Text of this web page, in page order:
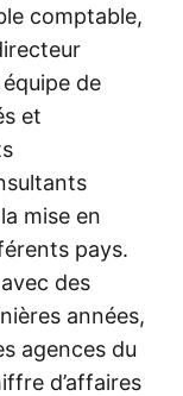
comptable,
de
et
mise en
pays.
des
années,
agences du
d’affaires